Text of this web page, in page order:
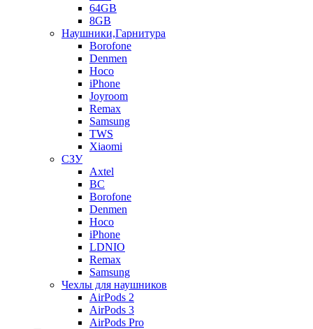
64GB
8GB
Наушники,Гарнитура
Borofone
Denmen
Hoco
iPhone
Joyroom
Remax
Samsung
TWS
Xiaomi
СЗУ
Axtel
BC
Borofone
Denmen
Hoco
iPhone
LDNIO
Remax
Samsung
Чехлы для наушников
AirPods 2
AirPods 3
AirPods Pro